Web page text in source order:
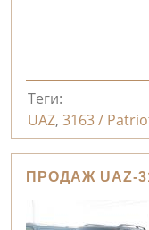
Теги:
UAZ, 3163 /
ПРОДАЖ UAZ-